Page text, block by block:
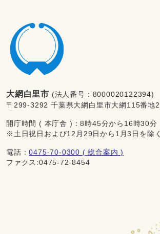
大網白里市 (法人番号：8000020122394)
〒299-3292 千葉県大網白里市大網115番地2
開庁時間 ( 本庁舎 )：8時45分から16時30分
※土日祝日および12月29日から1月3日を除く
電話：0475-70-0300 ( 総合案内 )
ファクス:0475-72-8454